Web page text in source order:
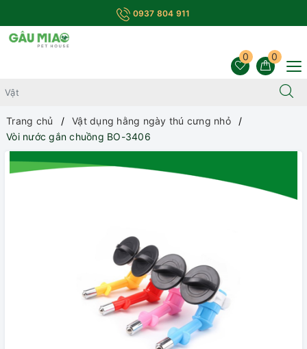
0937 804 911
0
0
Trang chủ
Vật dụng hằng ngày thú cưng nhỏ
Vòi nước gắn chuồng BO-3406